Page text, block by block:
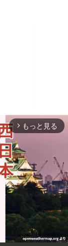
arrow_forward_ios もっと見る